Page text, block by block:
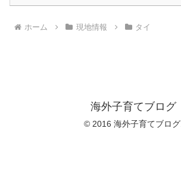
ホーム 現地情報 タイ
海外子育てブログ
© 2016 海外子育てブログ.